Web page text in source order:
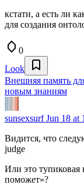
кстати, а есть ли
для создания
0
Look
Внешняя память
новым знаниям
sunsexsurfJun 18 at
Видится, что
judge
Или это
поможет»?